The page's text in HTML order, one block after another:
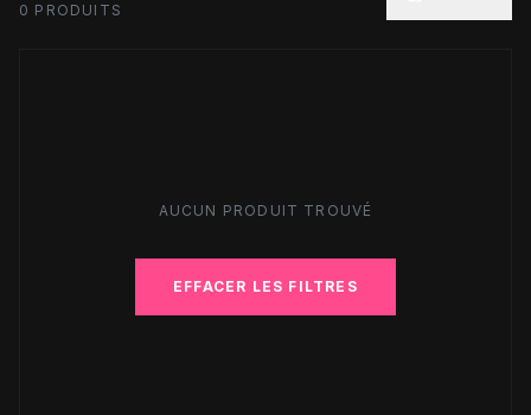
0 PRODUITS
AUCUN PRODUIT TROUVÉ
EFFACER LES FILTRES